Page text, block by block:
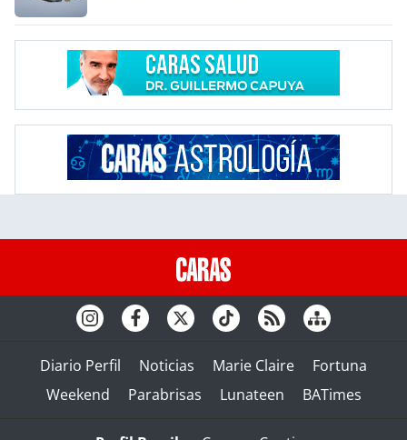
Diario Perfil Noticias Marie Claire
Fortuna
Weekend
Parabrisas Lunateen BATimes